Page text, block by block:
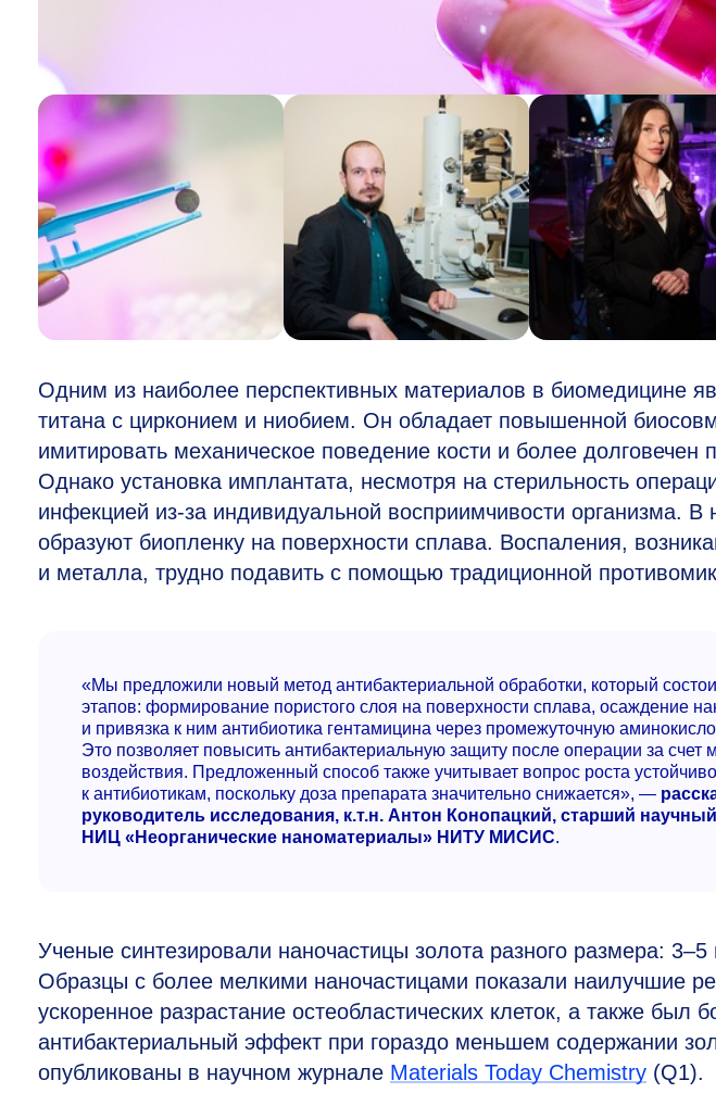
Одним из наиболее перспективных материалов в биомедицине
титана с цирконием и ниобием. Он обладает повышенной
имитировать механическое поведение кости и более долговечен
Однако установка имплантата, несмотря на стерильность
инфекцией из-за индивидуальной восприимчивости организма. В
образуют биопленку на поверхности сплава. Воспаления,
и металла, трудно подавить с помощью традиционной
«Мы предложили новый метод антибактериальной обработки, который
этапов: формирование пористого слоя на поверхности сплава, осаждение
и привязка к ним антибиотика гентамицина через промежуточную
Это позволяет повысить антибактериальную защиту после операции за счет
воздействия. Предложенный способ также учитывает вопрос роста
к антибиотикам, поскольку доза препарата значительно снижается», —
руководитель исследования, к.т.н. Антон Конопацкий, старший
НИЦ «Неорганические наноматериалы» НИТУ МИСИС.
Ученые синтезировали наночастицы золота разного размера: 3–5
Образцы с более мелкими наночастицами показали наилучшие
ускоренное разрастание остеобластических клеток, а также был
антибактериальный эффект при гораздо меньшем содержании
опубликованы в научном журнале Materials Today Chemistry (Q1).